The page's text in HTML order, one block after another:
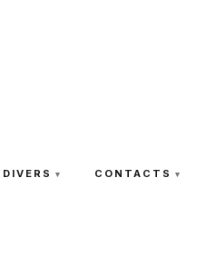
DIVERS CONTACTS